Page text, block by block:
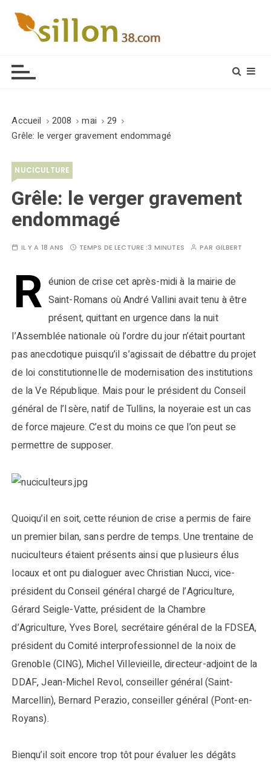
Accueil 2008 mai
29
Grêle: le verger gravement endommagé
NUCICULTURE
Grêle: le verger gravement
endommagé
IL Y A 18 ANS TEMPS DE LECTURE :3 MINUTES PAR GILBERT
R éunion de crise cet après-midi à la mairie de
Saint-Romans où André Vallini avait tenu à être
présent, quittant en urgence dans la nuit
l’Assemblée nationale où l’ordre du jour n’était pourtant
pas anecdotique puisqu’il s’agissait de débattre du projet
de loi constitutionnelle de modernisation des institutions
de la Ve République. Mais pour le président du Conseil
général de l’Isère, natif de Tullins, la noyeraie est un cas
de force majeure. C’est du moins ce que l’on peut se
permettre de supposer.
Quoiqu’il en soit, cette réunion de crise a permis de faire
un premier bilan, sans perdre de temps. Une trentaine de
nuciculteurs étaient présents ainsi que plusieurs élus
locaux et ont pu dialoguer avec Christian Nucci, vice-
président du Conseil général chargé de l’Agriculture,
Gérard Seigle-Vatte, président de la Chambre
d’Agriculture, Yves Borel, secrétaire général de la FDSEA,
président du Comité interprofessionnel de la noix de
Grenoble (CING), Michel Villevieille, directeur-adjoint de la
DDAF, Jean-Michel Revol, conseiller général (Saint-
Marcellin), Bernard Perazio, conseiller général (Pont-en-
Royans).
Bienqu’il soit encore trop tôt pour évaluer les dégâts